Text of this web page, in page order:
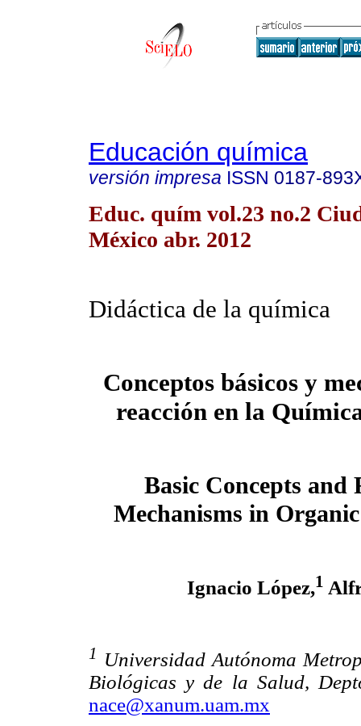
Educación química
versión impresa ISSN 0187-
Educ. quím vol.23 no.2
México abr. 2012
Didáctica de la química
Conceptos básicos y
reacción en la
Basic Concepts and
Mechanisms in
Ignacio López,1
1 Universidad Autónoma
Biológicas y de la Salud,
nace@xanum.uam.mx